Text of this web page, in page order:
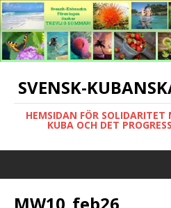
SVENSK-
HEMSIDAN FÖR SOLIDARITET
KUBA OCH DET
MW10_feb26